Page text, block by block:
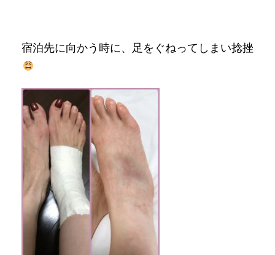
宿泊先に向かう時に、足をぐねってしまい捻挫